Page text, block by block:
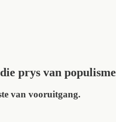
prys van populisme
van vooruitgang.